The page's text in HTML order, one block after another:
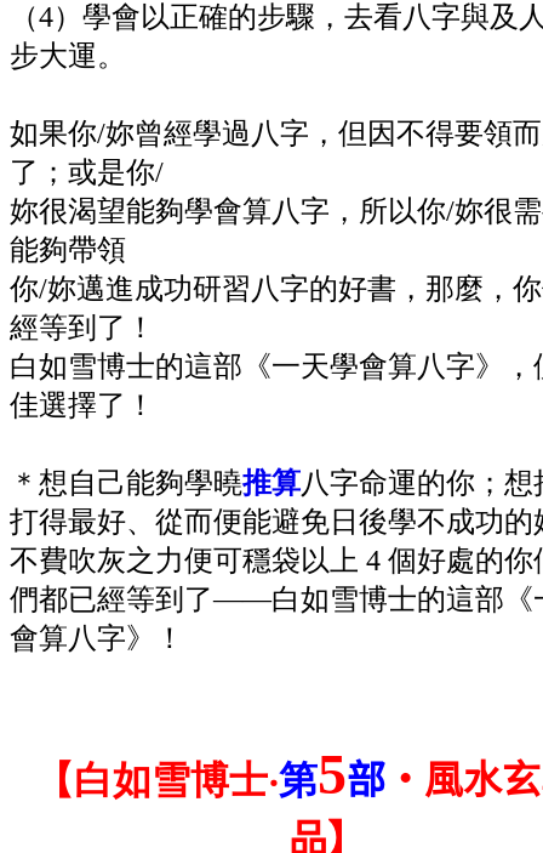
（4）學會以正確的步驟，去看八字與及
步大運。
如果你/妳曾經學過八字，但因不得要領
了；或是你/
妳很渴望能夠學會算八字，所以你/妳很
能夠帶領
你/妳邁進成功研習八字的好書，那麼，
經等到了！
白如雪博士的這部《一天學會算八字》，
佳選擇了！
＊想自己能夠學曉推算八字命運的你；想
打得最好、從而便能避免日後學不成功的
不費吹灰之力便可穩袋以上 4 個好處的你
們都已經等到了——白如雪博士的這部《
會算八字》！
【白如雪博士‧第5部 ‧風水
品】